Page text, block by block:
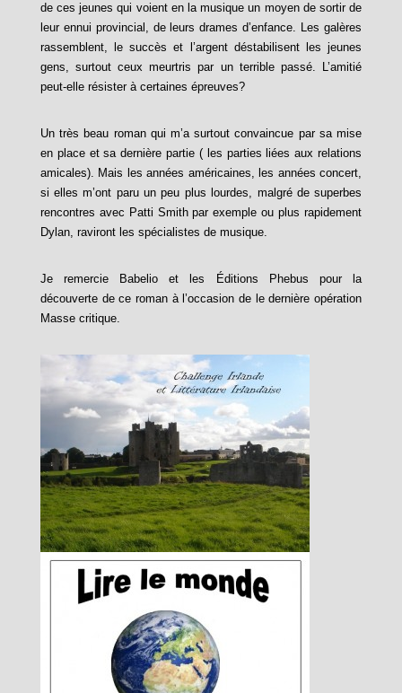
de ces jeunes qui voient en la musique un moyen de sortir de
leur ennui provincial, de leurs drames d’enfance. Les galères
rassemblent, le succès et l’argent déstabilisent les jeunes
gens, surtout ceux meurtris par un terrible passé. L’amitié
peut-elle résister à certaines épreuves?
Un très beau roman qui m’a surtout convaincue par sa mise
en place et sa dernière partie ( les parties liées aux relations
amicales). Mais les années américaines, les années concert,
si elles m’ont paru un peu plus lourdes, malgré de superbes
rencontres avec Patti Smith par exemple ou plus rapidement
Dylan, raviront les spécialistes de musique.
Je remercie Babelio et les Éditions Phebus pour la
découverte de ce roman à l’occasion de le dernière opération
Masse critique.